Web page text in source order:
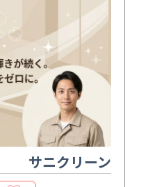
サニクリーン